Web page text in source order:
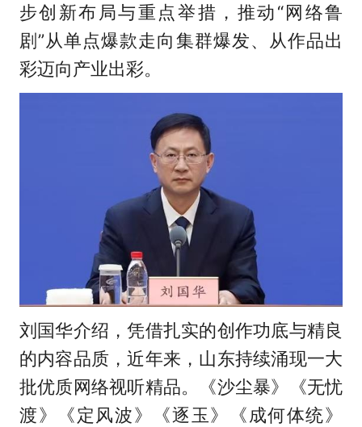
步创新布局与重点举措，推动“网络鲁
剧”从单点爆款走向集群爆发、从作品出
彩迈向产业出彩。
刘国华介绍，凭借扎实的创作功底与精良
的内容品质，近年来，山东持续涌现一大
批优质网络视听精品。《沙尘暴》《无忧
渡》《定风波》《逐玉》《成何体统》